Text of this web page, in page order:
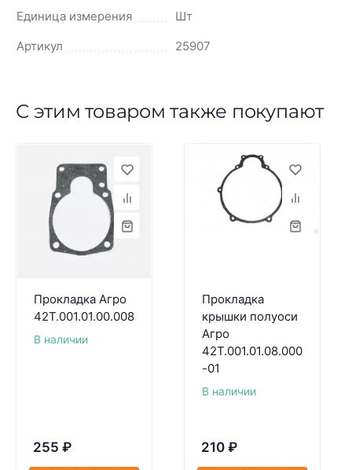
Единица измерения
Шт
Артикул
25907
С этим товаром также покупают
Прокладка Агро
42Т.001.01.00.008
В наличии
255 ₽
Прокладка
крышки полуоси
Агро
42Т.001.01.08.000
-01
В наличии
210 ₽